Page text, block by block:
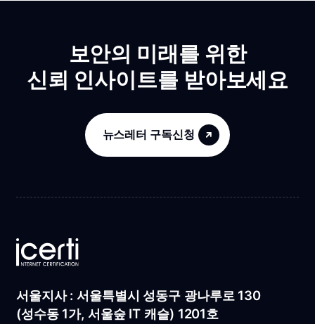
보안의 미래를 위한
신뢰 인사이트를 받아보세요
뉴스레터 구독신청
서울지사 : 서울특별시 성동구 광나루로 130
(성수동 1가, 서울숲 IT 캐슬) 1201호